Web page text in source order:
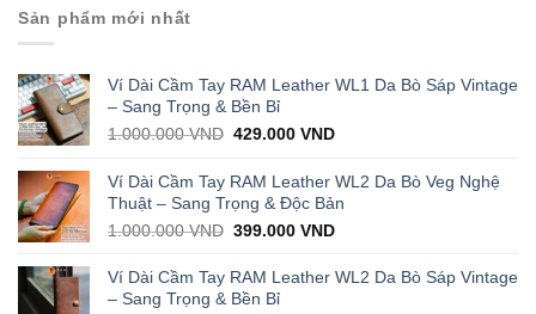
Sản phẩm mới nhất
Ví Dài Cầm Tay RAM Leather WL1 Da Bò Sáp Vintage
– Sang Trọng & Bền Bỉ
1.000.000VND Original
was:
1.000.000 VND.
429.000VNDCurrent
is:
429.000 VND.
Ví Dài Cầm Tay RAM Leather WL2 Da Bò Veg Nghệ
Thuật – Sang Trọng & Độc Bản
1.000.000VND Original
was:
1.000.000 VND.
399.000VNDCurrent
is:
Ví Dài Cầm Tay RAM Leather WL2 Da Bò Sáp Vintage
– Sang Trọng & Bền Bỉ